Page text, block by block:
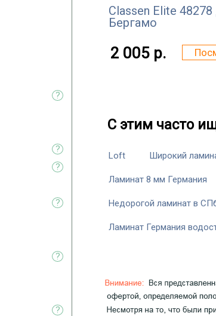
Classen Elite
Бергамо
2 005 р.
С этим часто
Loft Широкий
Ламинат 8 мм Германия
Недорогой ламинат в
Ламинат Германия
?
?
?
?
?
?